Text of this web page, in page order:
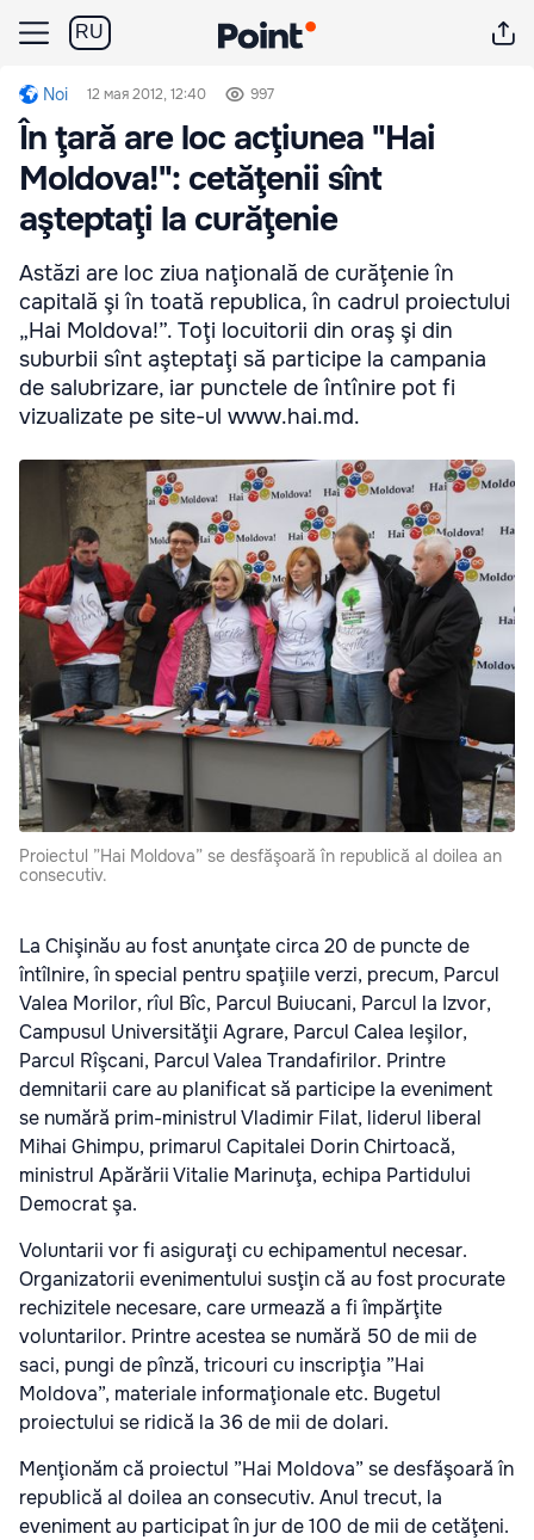
RU
Noi 12 мая 2012, 12:40 997
În ţară are loc acţiunea "Hai
Moldova!": cetăţenii sînt
aşteptaţi la curăţenie
Astăzi are loc ziua naţională de curăţenie în
capitală şi în toată republica, în cadrul proiectului
„Hai Moldova!”. Toţi locuitorii din oraş şi din
suburbii sînt aşteptaţi să participe la campania
de salubrizare, iar punctele de întînire pot fi
vizualizate pe site-ul www.hai.md.
Proiectul ”Hai Moldova” se desfăşoară în republică al doilea an
consecutiv.
La Chişinău au fost anunţate circa 20 de puncte de
întîlnire, în special pentru spaţiile verzi, precum, Parcul
Valea Morilor, rîul Bîc, Parcul Buiucani, Parcul la Izvor,
Campusul Universităţii Agrare, Parcul Calea Ieşilor,
Parcul Rîşcani, Parcul Valea Trandafirilor. Printre
demnitarii care au planificat să participe la eveniment
se numără prim-ministrul Vladimir Filat, liderul liberal
Mihai Ghimpu, primarul Capitalei Dorin Chirtoacă,
ministrul Apărării Vitalie Marinuţa, echipa Partidului
Democrat şa.
Voluntarii vor fi asiguraţi cu echipamentul necesar.
Organizatorii evenimentului susţin că au fost procurate
rechizitele necesare, care urmează a fi împărţite
voluntarilor. Printre acestea se numără 50 de mii de
saci, pungi de pînză, tricouri cu inscripţia ”Hai
Moldova”, materiale informaţionale etc. Bugetul
proiectului se ridică la 36 de mii de dolari.
Menţionăm că proiectul ”Hai Moldova” se desfăşoară în
republică al doilea an consecutiv. Anul trecut, la
eveniment au participat în jur de 100 de mii de cetăţeni.